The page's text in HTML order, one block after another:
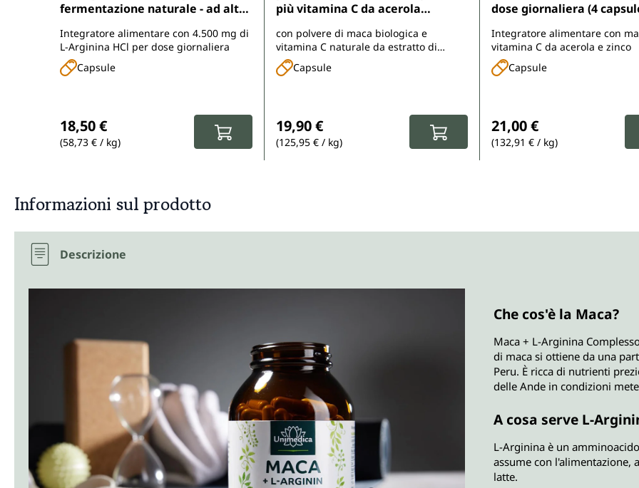
fermentazione naturale - ad alta
capsule - di Unimedica
Integratore alimentare con 4.500 mg di
L-Arginina HCl per dose giornaliera
Capsule
18,50 €
(58,73 € / kg)
più vitamina C da acerola
Unimedica
con polvere di maca biologica e
vitamina C naturale da estratto di
acerola biologico
Capsule
19,90 €
(125,95 € / kg)
dose giornaliera (4
Integratore alimentare con
vitamina C da acerola e zinco
Capsule
21,00 €
(132,91 € / kg)
Informazioni sul prodotto
Descrizione
Che cos'è la Maca?
Maca + L-Arginina
di maca si ottiene da una
Peru. È ricca di nutrienti
delle Ande in condizioni
A cosa serve L-
L-Arginina è un
assume con l'alimentazione,
latte.